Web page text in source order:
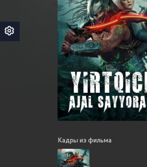
Кадры из фильма